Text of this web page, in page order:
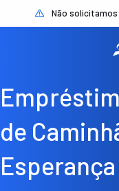
Não solicitamos
de
Esperança